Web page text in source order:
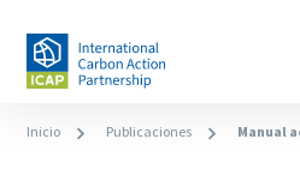
contenido
Ruta
Inicio Publicaciones Manual